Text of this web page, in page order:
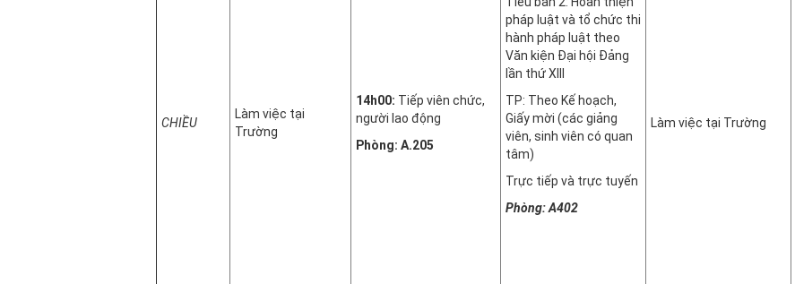
CHIỀU
Làm việc tại
Trường
14h00: Tiếp viên chức,
người lao động
Phòng: A.205
pháp luật và tổ chức thi
hành pháp luật theo
Văn kiện Đại hội Đảng
lần thứ XIII
TP: Theo Kế hoạch,
Giấy mời (các giảng
viên, sinh viên có quan
tâm)
Trực tiếp và trực tuyến
Phòng: A402
Làm việc tại Trường